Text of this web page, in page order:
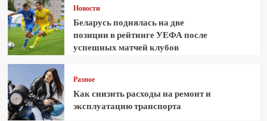
Новости
Беларусь поднялась на две
позиции в рейтинге УЕФА после
успешных матчей клубов
Разное
Как снизить расходы на ремонт и
эксплуатацию транспорта